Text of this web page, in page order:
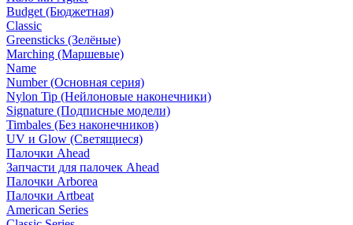
Budget (Бюджетная)
Classic
Greensticks (Зелёные)
Marching (Маршевые)
Name
Number (Основная серия)
Nylon Tip (Нейлоновые наконечники)
Signature (Подписные модели)
Timbales (Без наконечников)
UV и Glow (Светящиеся)
Палочки Ahead
Запчасти для палочек Ahead
Палочки Arborea
Палочки Artbeat
American Series